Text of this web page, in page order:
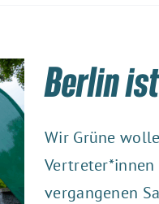
Berlin
Wir Grüne
vergangenen